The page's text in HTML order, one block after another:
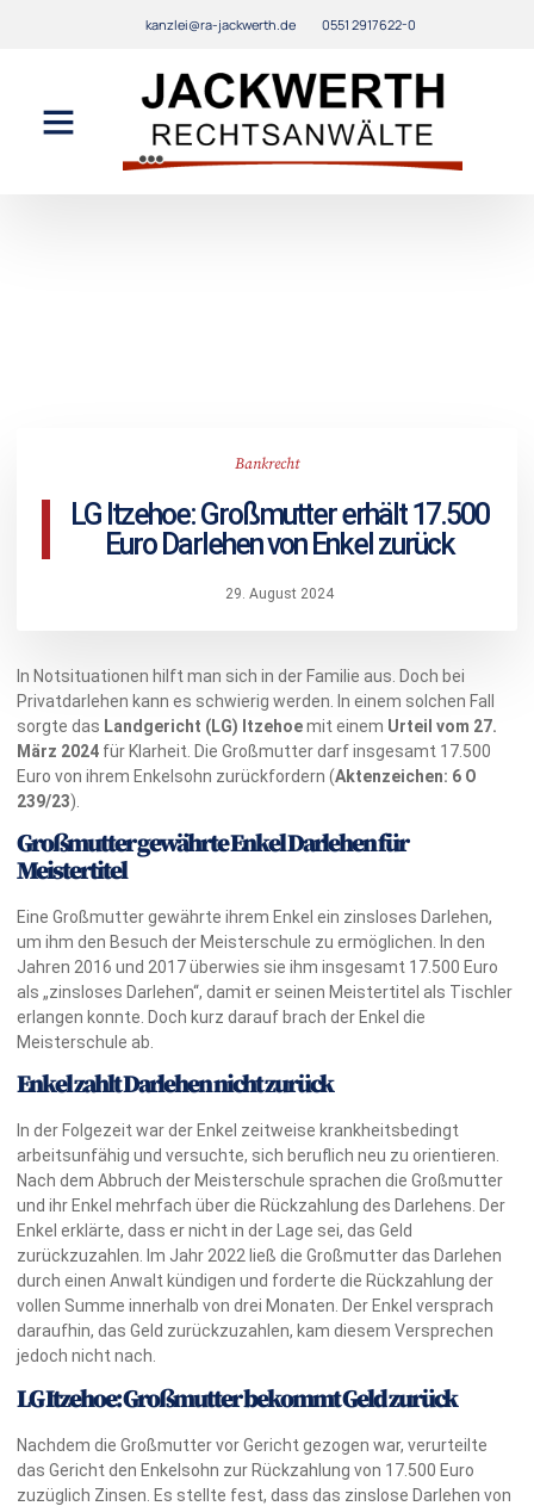
kanzlei@ra-jackwerth.de 0551 2917622-0
Bankrecht
LG Itzehoe: Großmutter erhält 17.500
Euro Darlehen von Enkel zurück
29. August 2024
In Notsituationen hilft man sich in der Familie aus. Doch bei
Privatdarlehen kann es schwierig werden. In einem solchen Fall
sorgte das Landgericht (LG) Itzehoemit einem Urteil vom 27.
März 2024 für Klarheit. Die Großmutter darf insgesamt 17.500
Euro von ihrem Enkelsohn zurückfordern (Aktenzeichen: 6 O
239/23).
Großmutter gewährte Enkel Darlehen für
Meistertitel
Eine Großmutter gewährte ihrem Enkel ein zinsloses Darlehen,
um ihm den Besuch der Meisterschule zu ermöglichen. In den
Jahren 2016 und 2017 überwies sie ihm insgesamt 17.500 Euro
als „zinsloses Darlehen“, damit er seinen Meistertitel als Tischler
erlangen konnte. Doch kurz darauf brach der Enkel die
Meisterschule ab.
Enkel zahlt Darlehen nicht zurück
In der Folgezeit war der Enkel zeitweise krankheitsbedingt
arbeitsunfähig und versuchte, sich beruflich neu zu orientieren.
Nach dem Abbruch der Meisterschule sprachen die Großmutter
und ihr Enkel mehrfach über die Rückzahlung des Darlehens. Der
Enkel erklärte, dass er nicht in der Lage sei, das Geld
zurückzuzahlen. Im Jahr 2022 ließ die Großmutter das Darlehen
durch einen Anwalt kündigen und forderte die Rückzahlung der
vollen Summe innerhalb von drei Monaten. Der Enkel versprach
daraufhin, das Geld zurückzuzahlen, kam diesem Versprechen
jedoch nicht nach.
LG Itzehoe: Großmutter bekommt Geld zurück
Nachdem die Großmutter vor Gericht gezogen war, verurteilte
das Gericht den Enkelsohn zur Rückzahlung von 17.500 Euro
zuzüglich Zinsen. Es stellte fest, dass das zinslose Darlehen von